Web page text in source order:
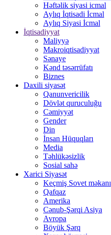
Həftəlik siyasi icmal
Aylıq İqtisadi İcmal
Aylıq Siyasi İcmal
İqtisadiyyat
Maliyyə
Makroiqtisadiyyat
Sənaye
Kənd təsərrüfatı
Biznes
Daxili siyasət
Qanunvericilik
Dövlət quruculuğu
Cəmiyyət
Gender
Din
İnsan Hüquqları
Media
Təhlükəsizlik
Sosial sahə
Xarici Siyasət
Keçmiş Sovet məkanı
Qafqaz
Amerika
Cənub-Şərqi Asiya
Avropa
Böyük Şərq